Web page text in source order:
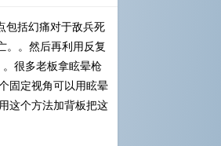
包括幻痛对于敌兵死
。。然后再利用反复
很多老板拿眩晕枪
固定视角可以用眩晕
这个方法加背板把这